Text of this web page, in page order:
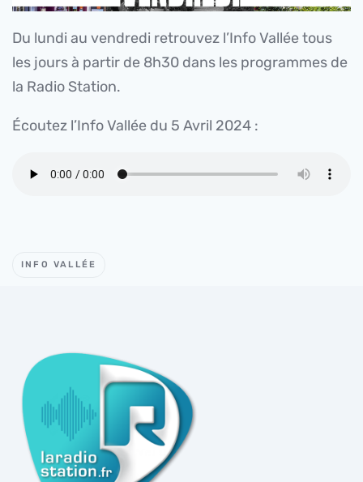
Du lundi au vendredi retrouvez l’Info Vallée tous
les jours à partir de 8h30 dans les programmes de
la Radio Station.
Écoutez l’Info Vallée du 5 Avril 2024 :
INFO VALLÉE